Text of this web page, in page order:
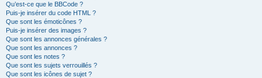
Qu’est-ce que le BBCode ?
Puis-je insérer du code HTML ?
Que sont les émoticônes ?
Puis-je insérer des images ?
Que sont les annonces générales ?
Que sont les annonces ?
Que sont les notes ?
Que sont les sujets verrouillés ?
Que sont les icônes de sujet ?